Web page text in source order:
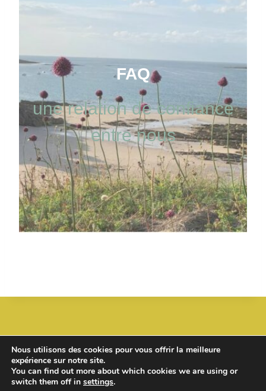
FAQ
une relation de confiance
entre nous
Nous utilisons des cookies pour vous offrir la meilleure
expérience sur notre site.
You can find out more about which cookies we are using or
switch them off in settings.